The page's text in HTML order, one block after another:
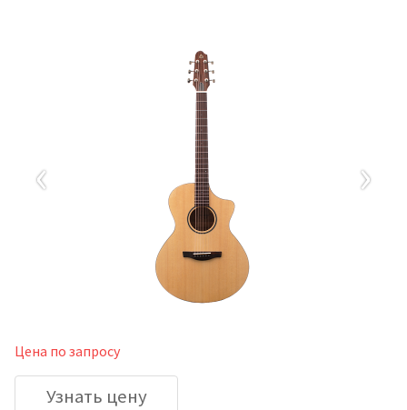
‹ ›
Цена по запросу
Узнать цену